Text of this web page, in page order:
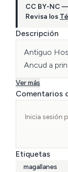
CC BY-NC
Revisa los
Descripción
Antiguo
Ancud a
Ver más
Comentarios
Inicia sesión
Etiquetas
magallanes